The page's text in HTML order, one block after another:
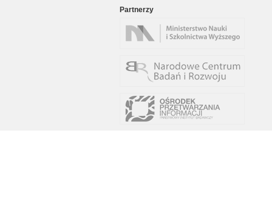
Partnerzy